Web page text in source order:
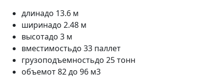
длинадо 13.6 м
ширинадо 2.48 м
высотадо 3 м
вместимостьдо 33 паллет
грузоподъемностьдо 25 тонн
объемот 82 до 96 м3